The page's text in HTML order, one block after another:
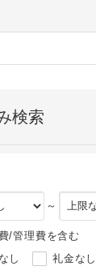
検索
～
/管理費を含む
し
礼金なし